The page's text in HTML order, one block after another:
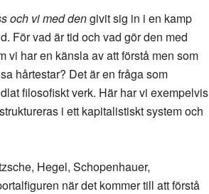
och vi med dengivit sig in i en kamp
För vad är tid och vad gör den med
vi har en känsla av att förstå men som
hårtestar? Det är en fråga som
filosofiskt verk. Här har vi exempelvis
i ett kapitalistiskt system och
Hegel, Schopenhauer,
när det kommer till att förstå